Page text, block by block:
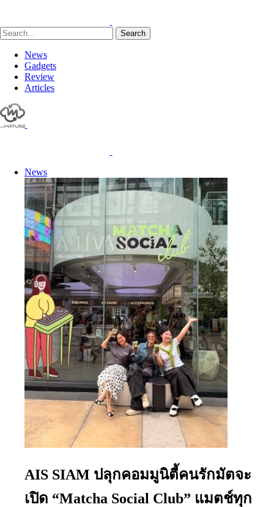
Search
News
Gadgets
Review
Articles
News
AIS SIAM ปลุกคอมมูนิตี้คนรักมัตจะ
เปิด “Matcha Social Club” แมตช์ทุก